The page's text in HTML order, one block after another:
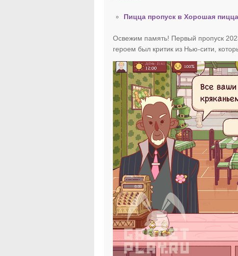
Пицца пропуск в Хорошая
Освежим память! Первый пропуск
героем был критик из Нью-сити,